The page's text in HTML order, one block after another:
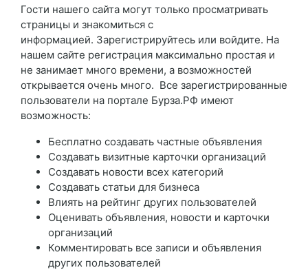
Гости нашего сайта могут только просматривать
страницы и знакомиться с
информацией. Зарегистрируйтесь или войдите. На
нашем сайте регистрация максимально простая и
не занимает много времени, а возможностей
открывается очень много. Все зарегистрированные
пользователи на портале Бурза.РФ имеют
возможность:
Бесплатно создавать частные объявления
Создавать визитные карточки организаций
Создавать новости всех категорий
Создавать статьи для бизнеса
Влиять на рейтинг других пользователей
Оценивать объявления, новости и карточки
организаций
Комментировать все записи и объявления
других пользователей